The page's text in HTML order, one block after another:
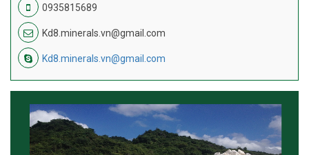
0935815689
Kd8.minerals.vn@gmail.com
Kd8.minerals.vn@gmail.com